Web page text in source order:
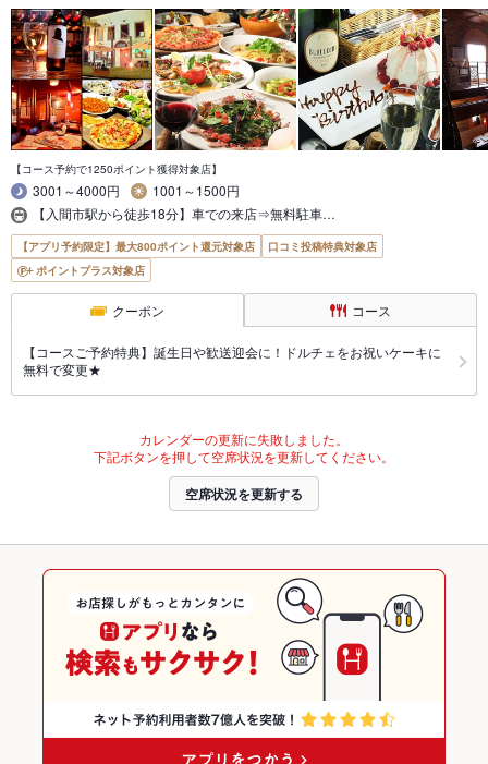
【コース予約で1250ポイント獲得対象店】
3001～4000円
1001～1500円
【入間市駅から徒歩18分】車での来店⇒無料駐車…
【アプリ予約限定】最大800ポイント還元対象店
口コミ投稿特典対象店
ポイントプラス対象店
クーポン コース
【コースご予約特典】誕生日や歓送迎会に！ドルチェをお祝いケーキに
無料で変更★
カレンダーの更新に失敗しました。
下記ボタンを押して空席状況を更新してください。
空席状況を更新する